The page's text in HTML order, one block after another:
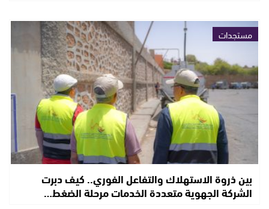
مستجدات
بين ذروة الاستهلاك والتفاعل الفوري.. كيف دبرت
الشركة الجهوية متعددة الخدمات مرحلة الضغط…